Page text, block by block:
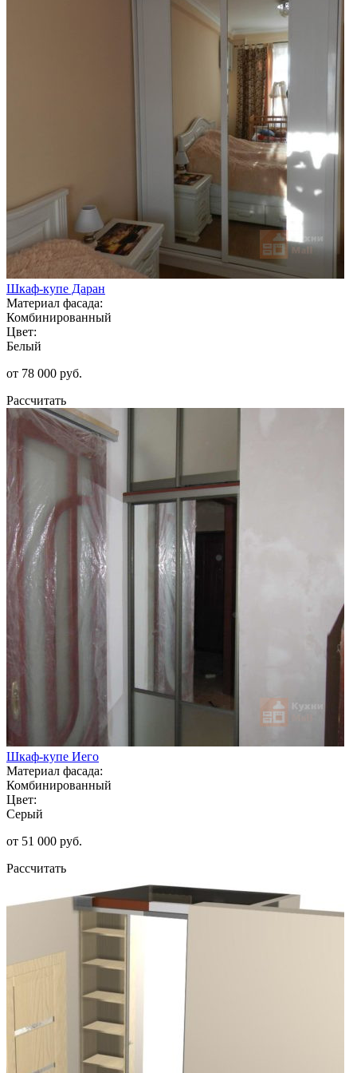
Шкаф-купе Даран
Материал фасада:
Комбинированный
Цвет:
Белый
от 78 000 руб.
Рассчитать
Шкаф-купе Иего
Материал фасада:
Комбинированный
Цвет:
Серый
от 51 000 руб.
Рассчитать